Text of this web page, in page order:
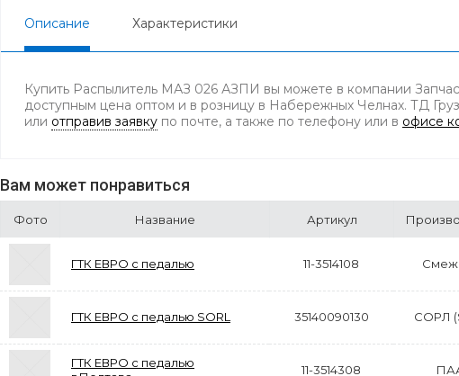
Описание Характеристики
Купить Распылитель МАЗ 026 АЗПИ вы можете в компании
доступным цена оптом и в розницу в Набережных Челнах. ТД
или отправив заявку по почте, а также по телефону или в офисе
Вам может понравиться
Фото Название Артикул
ГТК ЕВРО с педалью 11-3514108
ГТК ЕВРО с педалью SORL 35140090130 СОРЛ
ГТК ЕВРО с педалью
11-3514308